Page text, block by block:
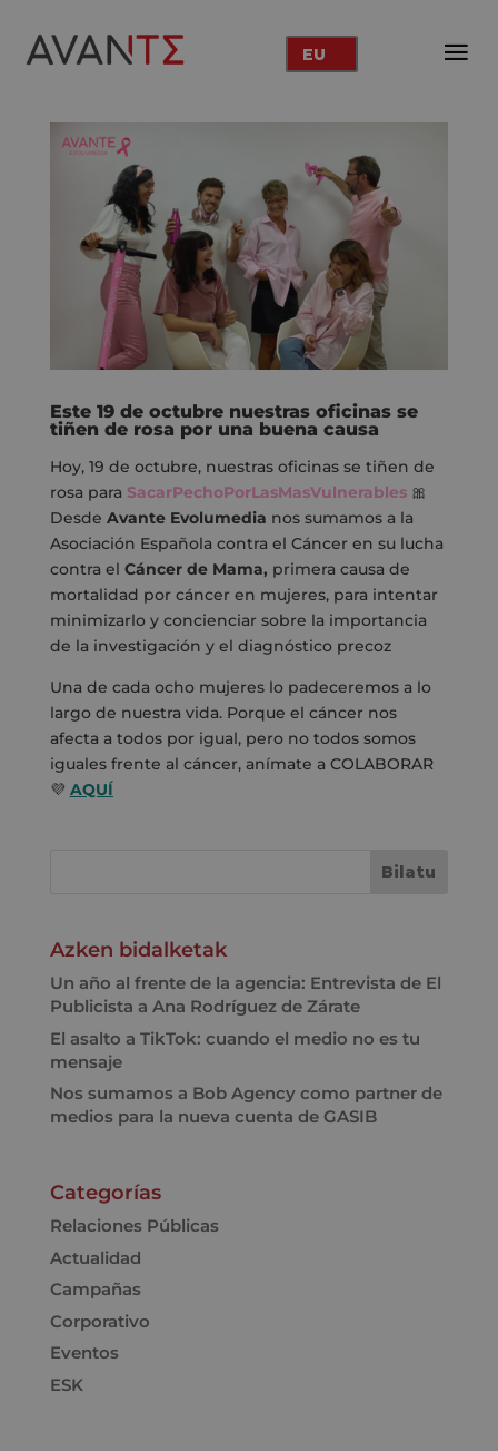
EU
Este 19 de octubre nuestras oficinas se
tiñen de rosa por una buena causa
Hoy, 19 de octubre, nuestras oficinas se tiñen de
rosa para SacarPechoPorLasMasVulnerables🎀
Desde Avante Evolumedia nos sumamos a la
Asociación Española contra el Cáncer en su lucha
contra el Cáncer de Mama, primera causa de
mortalidad por cáncer en mujeres, para intentar
minimizarlo y concienciar sobre la importancia
de la investigación y el diagnóstico precoz
Una de cada ocho mujeres lo padeceremos a lo
largo de nuestra vida. Porque el cáncer nos
afecta a todos por igual, pero no todos somos
iguales frente al cáncer, anímate a COLABORAR
💜 AQUÍ
Azken bidalketak
Un año al frente de la agencia: Entrevista de El
Publicista a Ana Rodríguez de Zárate
El asalto a TikTok: cuando el medio no es tu
mensaje
Nos sumamos a Bob Agency como partner de
medios para la nueva cuenta de GASIB
Categorías
Relaciones Públicas
Actualidad
Campañas
Corporativo
Eventos
ESK